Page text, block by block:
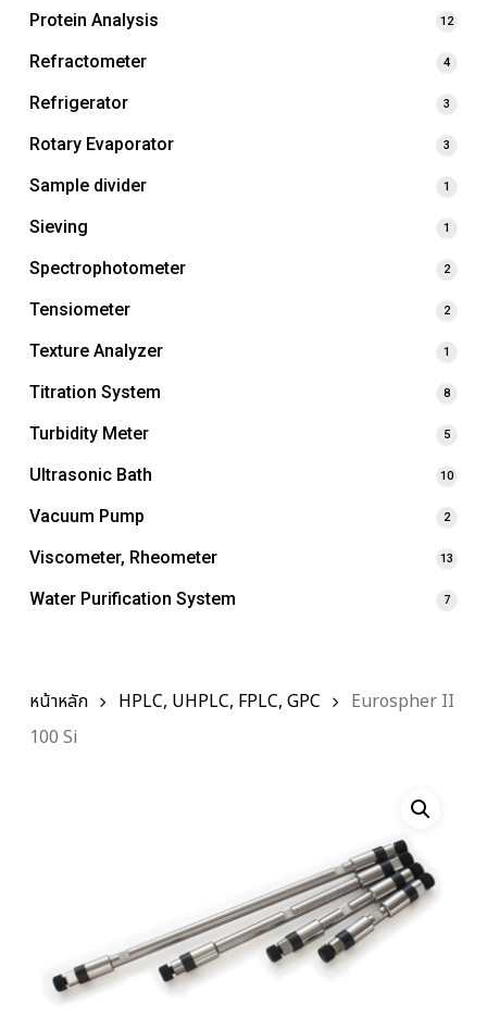
Protein Analysis 12
Refractometer 4
Refrigerator 3
Rotary Evaporator 3
Sample divider 1
Sieving 1
Spectrophotometer 2
Tensiometer 2
Texture Analyzer 1
Titration System 8
Turbidity Meter 5
Ultrasonic Bath 10
Vacuum Pump 2
Viscometer, Rheometer 13
Water Purification System 7
หน้าหลัก HPLC, UHPLC, FPLC, GPC
Eurospher II
100 Si